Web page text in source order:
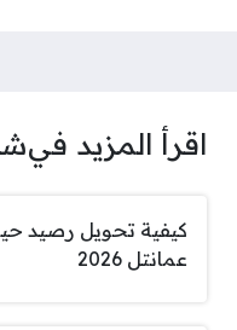
اقرأ المزيد في
كيفية تحويل رصيد
عمانتل 2026